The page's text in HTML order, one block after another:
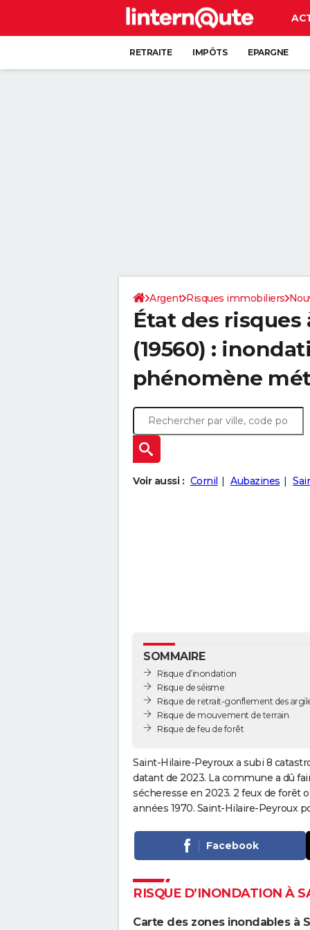
RETRAITE IMPÔTS EPARGNE
Argent Risques immobiliers
État des
(19560) :
phénomène
Voir aussi : Cornil Aubazines
SOMMAIRE
Risque d’inondation
Risque de séisme
Risque de retrait-gonflement des
Risque de mouvement de terrain
Risque de feu de forêt
Saint-Hilaire-Peyroux a subi 8
datant de 2023. La commune a dû
sécheresse en 2023. 2 feux de forêt
années 1970. Saint-Hilaire-Peyroux
Facebook
RISQUE D’INONDATION À
Carte des zones inondables à